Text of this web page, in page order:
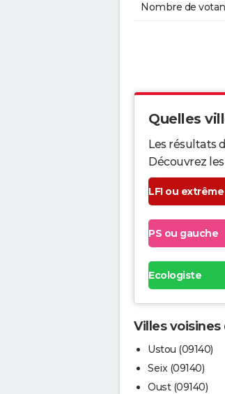
Nombre de
Quelles
Les résultats
Découvrez
LFI ou
PS ou gauche
Ecologiste
Villes
Ustou (09140)
Seix (09140)
Oust (09140)